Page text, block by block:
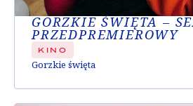
GORZKIE ŚWIĘTA –
PRZEDPREMIEROWY
KINO
Gorzkie święta